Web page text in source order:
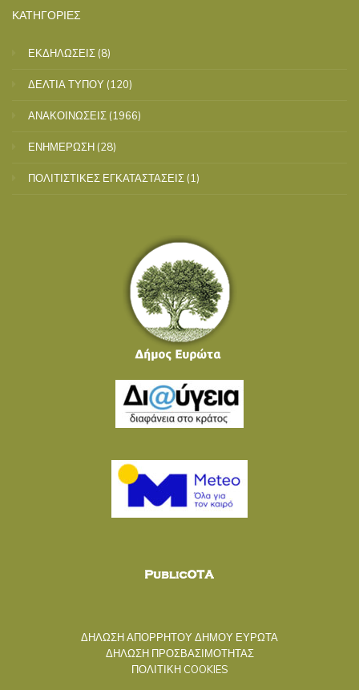
ΚΑΤΗΓΟΡΙΕΣ
ΕΚΔΗΛΩΣΕΙΣ (8)
ΔΕΛΤΙΑ ΤΥΠΟΥ (120)
ΑΝΑΚΟΙΝΩΣΕΙΣ (1966)
ΕΝΗΜΕΡΩΣΗ (28)
ΠΟΛΙΤΙΣΤΙΚΕΣ ΕΓΚΑΤΑΣΤΑΣΕΙΣ (1)
ΔΗΛΩΣΗ ΑΠΟΡΡΗΤΟΥ ΔΗΜΟΥ ΕΥΡΩΤΑ
ΔΗΛΩΣΗ ΠΡΟΣΒΑΣΙΜΟΤΗΤΑΣ
ΠΟΛΙΤΙΚΗ COOKIES